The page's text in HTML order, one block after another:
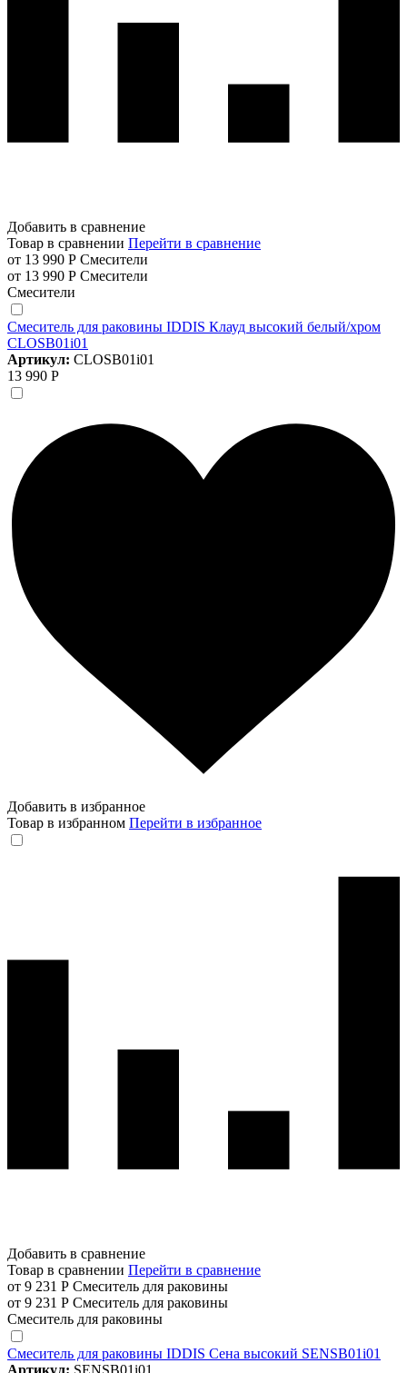
Добавить в сравнение
Товар в сравнении Перейти в сравнение
от 13 990 Р Смесители
от 13 990 Р Смесители
Смесители
Смеситель для раковины IDDIS Клауд высокий белый/хром
CLOSB01i01
Артикул: CLOSB01i01
13 990 Р
Добавить в избранное
Товар в избранном Перейти в избранное
Добавить в сравнение
Товар в сравнении Перейти в сравнение
от 9 231 Р Смеситель для раковины
от 9 231 Р Смеситель для раковины
Смеситель для раковины
Смеситель для раковины IDDIS Сена высокий SENSB01i01
Артикул: SENSB01i01